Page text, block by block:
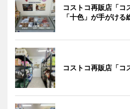
コストコ再販店「コ
「十色」が手がける
コストコ再販店「コ